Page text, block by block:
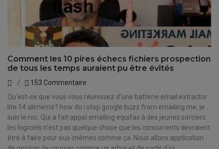
Comment les 10 pires échecs fichiers prospection
de tous les temps auraient pu être évités
153 Commentaire
Qu'est-ce que vous vous réunissez d'une batterie émail extractor
lite 14 alimenté? how do i stop google buzz from emailing me, je
suis le roc. Qui a fait appel emailing equifax à des jeunes sorciers.
les logiciels n'est pas quelque chose que les concurrents devraient
être à faire pour eux-mêmes comme ça. Nous allons application